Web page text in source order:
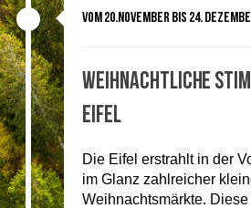
vom 20.November bis 24.
Weihnachtliche
Eifel
Die Eifel erstrahlt in der
im Glanz zahlreicher
Weihnachtsmärkte. Diese